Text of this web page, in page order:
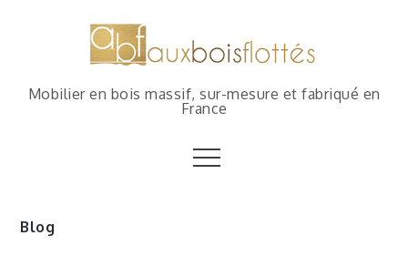
Mobilier en bois massif, sur-mesure et fabriqué en
France
Blog